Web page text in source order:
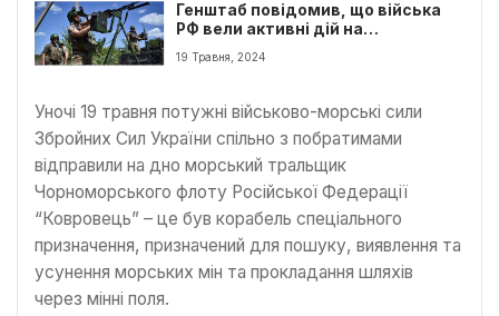
Генштаб повідомив, що війська
РФ вели активні дій на
Харківському напрямку. За
останню добу було 110 бойових
19 Травня, 2024
Уночі 19 травня потужні військово-морські сили
Збройних Сил України спільно з побратимами
відправили на дно морський тральщик
Чорноморського флоту Російської Федерації
“Ковровець” – це був корабель спеціального
призначення, призначений для пошуку, виявлення та
усунення морських мін та прокладання шляхів
через мінні поля.